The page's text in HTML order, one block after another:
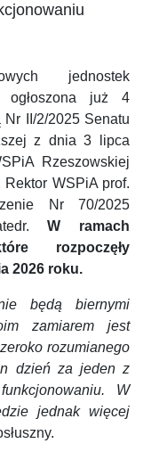
jednostek
ogłoszona już 4
II/2/2025 Senatu
z dnia 3 lipca
Rzeszowskiej
Rektor WSPiA prof.
Nr 70/2025
W ramach
rozpoczęły
2026 roku.
będą biernymi
zamiarem jest
rozumianego
dzień za jeden z
W
jednak więcej